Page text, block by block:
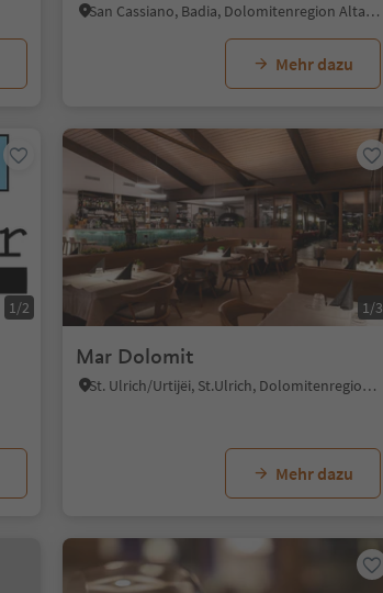
San Cassiano, Badia, Dolomitenregion Alta Badia
Mehr dazu
1/2 1/3
Mar Dolomit
St. Ulrich/Urtijëi, St.Ulrich, Dolomitenregion Gröden
Mehr dazu